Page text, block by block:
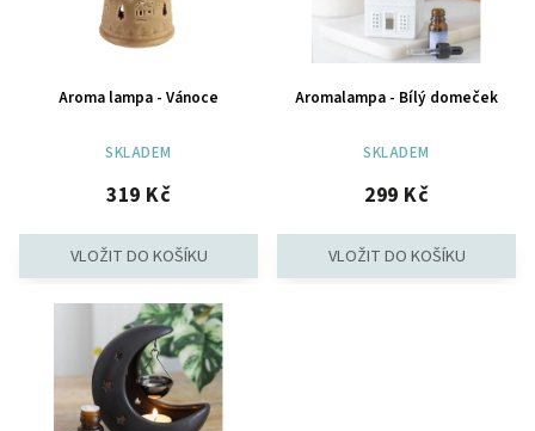
Aroma lampa - Vánoce
SKLADEM
319 Kč
Aromalampa - Bílý domeček
SKLADEM
299 Kč